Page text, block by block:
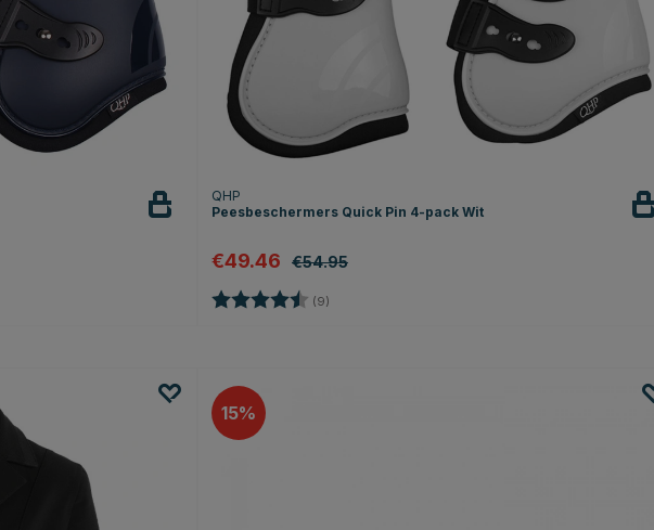
QHP
Peesbeschermers Quick Pin 4-pack Wit
€49.46 €54.95
Beoordeling: (9)
15